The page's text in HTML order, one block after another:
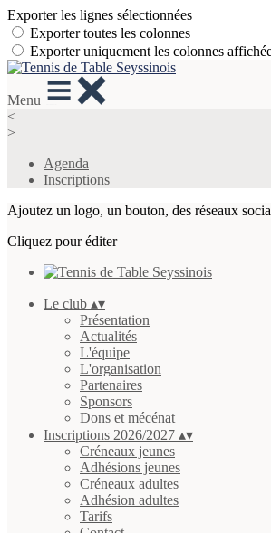
Exporter les lignes sélectionnées
Exporter toutes les colonnes
Exporter uniquement les colonnes
Menu
<
>
Agenda
Inscriptions
Ajoutez un logo, un bouton, des réseaux
Cliquez pour éditer
Le club ▴▾
Présentation
Actualités
L'équipe
L'organisation
Partenaires
Sponsors
Dons et mécénat
Inscriptions 2026/2027 ▴▾
Créneaux jeunes
Adhésions jeunes
Créneaux adultes
Adhésion adultes
Tarifs